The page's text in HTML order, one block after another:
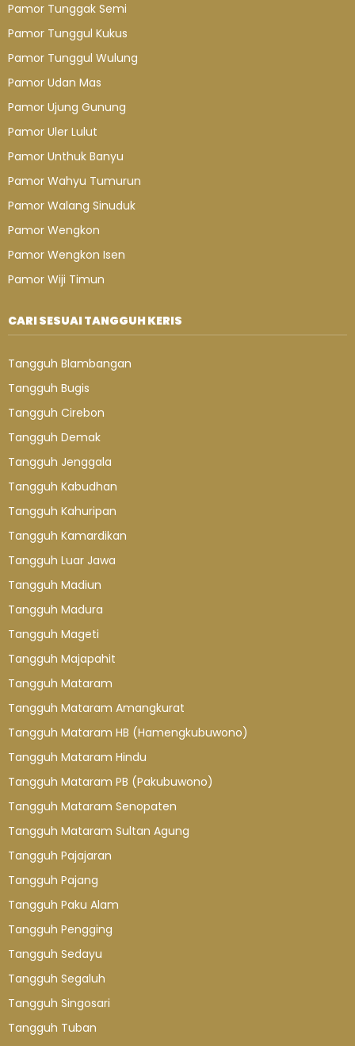
Pamor Tunggak Semi
Pamor Tunggul Kukus
Pamor Tunggul Wulung
Pamor Udan Mas
Pamor Ujung Gunung
Pamor Uler Lulut
Pamor Unthuk Banyu
Pamor Wahyu Tumurun
Pamor Walang Sinuduk
Pamor Wengkon
Pamor Wengkon Isen
Pamor Wiji Timun
CARI SESUAI TANGGUH KERIS
Tangguh Blambangan
Tangguh Bugis
Tangguh Cirebon
Tangguh Demak
Tangguh Jenggala
Tangguh Kabudhan
Tangguh Kahuripan
Tangguh Kamardikan
Tangguh Luar Jawa
Tangguh Madiun
Tangguh Madura
Tangguh Mageti
Tangguh Majapahit
Tangguh Mataram
Tangguh Mataram Amangkurat
Tangguh Mataram HB (Hamengkubuwono)
Tangguh Mataram Hindu
Tangguh Mataram PB (Pakubuwono)
Tangguh Mataram Senopaten
Tangguh Mataram Sultan Agung
Tangguh Pajajaran
Tangguh Pajang
Tangguh Paku Alam
Tangguh Pengging
Tangguh Sedayu
Tangguh Segaluh
Tangguh Singosari
Tangguh Tuban